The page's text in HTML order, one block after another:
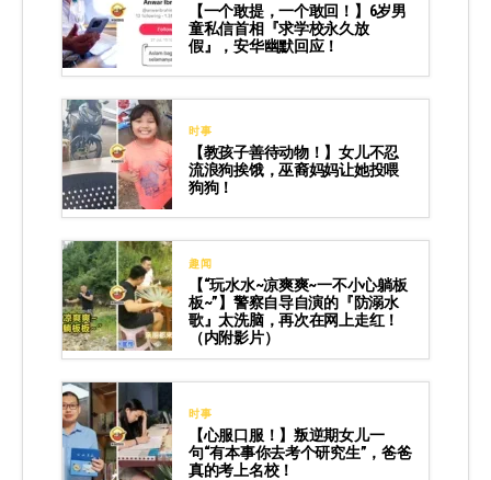
【一个敢提，一个敢回！】6岁男
童私信首相『求学校永久放
假』，安华幽默回应！
时事
【教孩子善待动物！】女儿不忍
流浪狗挨饿，巫裔妈妈让她投喂
狗狗！
趣闻
【“玩水水~凉爽爽~一不小心躺板
板~”】警察自导自演的『防溺水
歌』太洗脑，再次在网上走红！
（内附影片）
时事
【心服口服！】叛逆期女儿一
句“有本事你去考个研究生”，爸爸
真的考上名校！